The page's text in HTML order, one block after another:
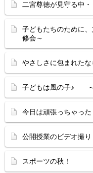
二宮尊徳が見守る
子どもたちのために
修会～
やさしさに包まれた
子どもは風の子♪ ～
今日は頑張っちゃっ
公開授業のビデオ撮
スポーツの秋！